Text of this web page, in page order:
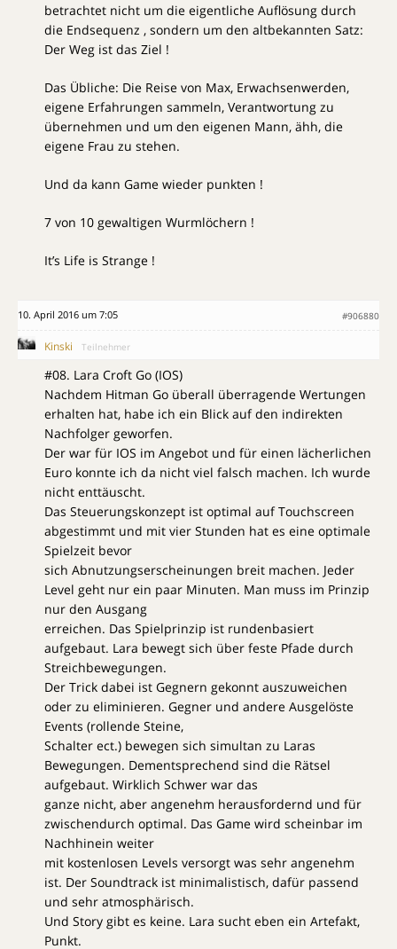
betrachtet nicht um die eigentliche Auflösung durch
die Endsequenz , sondern um den altbekannten Satz:
Der Weg ist das Ziel !
Das Übliche: Die Reise von Max, Erwachsenwerden,
eigene Erfahrungen sammeln, Verantwortung zu
übernehmen und um den eigenen Mann, ähh, die
eigene Frau zu stehen.
Und da kann Game wieder punkten !
7 von 10 gewaltigen Wurmlöchern !
It’s Life is Strange !
10. April 2016 um 7:05 #906880
Kinski Teilnehmer
#08. Lara Croft Go (IOS)
Nachdem Hitman Go überall überragende Wertungen
erhalten hat, habe ich ein Blick auf den indirekten
Nachfolger geworfen.
Der war für IOS im Angebot und für einen lächerlichen
Euro konnte ich da nicht viel falsch machen. Ich wurde
nicht enttäuscht.
Das Steuerungskonzept ist optimal auf Touchscreen
abgestimmt und mit vier Stunden hat es eine optimale
Spielzeit bevor
sich Abnutzungserscheinungen breit machen. Jeder
Level geht nur ein paar Minuten. Man muss im Prinzip
nur den Ausgang
erreichen. Das Spielprinzip ist rundenbasiert
aufgebaut. Lara bewegt sich über feste Pfade durch
Streichbewegungen.
Der Trick dabei ist Gegnern gekonnt auszuweichen
oder zu eliminieren. Gegner und andere Ausgelöste
Events (rollende Steine,
Schalter ect.) bewegen sich simultan zu Laras
Bewegungen. Dementsprechend sind die Rätsel
aufgebaut. Wirklich Schwer war das
ganze nicht, aber angenehm herausfordernd und für
zwischendurch optimal. Das Game wird scheinbar im
Nachhinein weiter
mit kostenlosen Levels versorgt was sehr angenehm
ist. Der Soundtrack ist minimalistisch, dafür passend
und sehr atmosphärisch.
Und Story gibt es keine. Lara sucht eben ein Artefakt,
Punkt.